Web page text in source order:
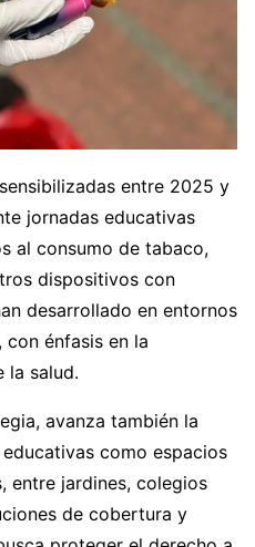
entre 2025 y
jornadas educativas
al consumo de tabaco,
dispositivos con
desarrollado en entornos
énfasis en la
la salud.
avanza también la
como espacios
entre jardines, colegios
de cobertura y